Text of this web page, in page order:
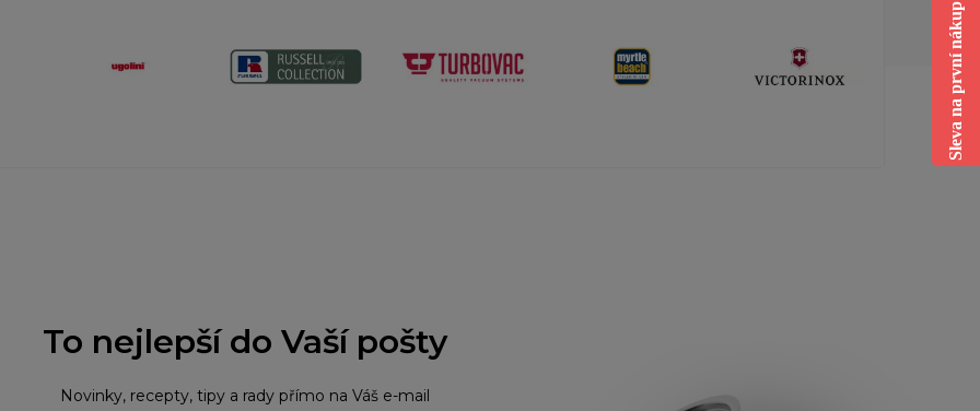
To nejlepší do Vaší pošty
Novinky, recepty, tipy a rady přímo na Váš e-mail
Sleva na první nákup